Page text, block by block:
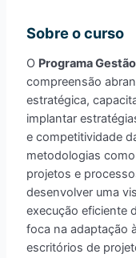
Sobre o curso
O Programa
compreensão
estratégica,
implantar
e competitividade
metodologias
projetos e
desenvolver uma
execução eficiente
foca na adaptação
escritórios de